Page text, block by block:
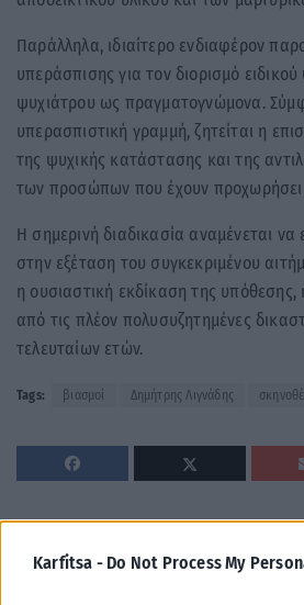
Karfitsa - Do Not Process My
Παράλληλα, ιδιαίτερο ενδιαφέρον
υπεράσπισης για τον διορισμό
ψυχιάτρου ως πραγματογνώμονα.
υπερασπιστική γραμμή, ζητείται η
της ψυχικής κατάστασης και της
των προσώπων που έχουν προχωρήσει
Η σημερινή διαδικασία αναμένεται να
στην εξέταση του συγκεκριμένου
η ουσιαστική εκδίκαση της υπόθεσης,
από τις πλέον πολυσυζητημένες
τελευταίων ετών.
Tags: βιασμοί Δημήτρης Λιγνάδης